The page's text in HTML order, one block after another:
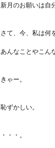
新月のお願いは自
さて、今、私は何
あんなことやこん
きゃー。
恥ずかしい。
・・・。